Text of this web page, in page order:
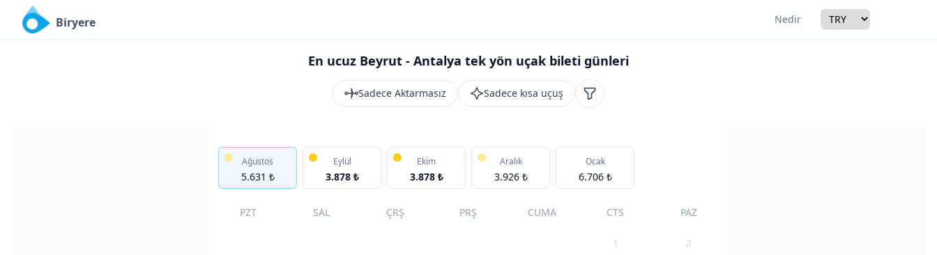
Biryere Nedir Currency
En ucuz Beyrut - Antalya tek yön uçak bileti günleri
Sadece Aktarmasız Sadece kısa uçuş Filtreler
Ağustos
5.631 ₺
Eylül
3.878 ₺
Ekim
3.878 ₺
Aralık
3.926 ₺
Ocak
6.706 ₺
PZT SAL ÇRŞ PRŞ CUMA CTS PAZ
1 2